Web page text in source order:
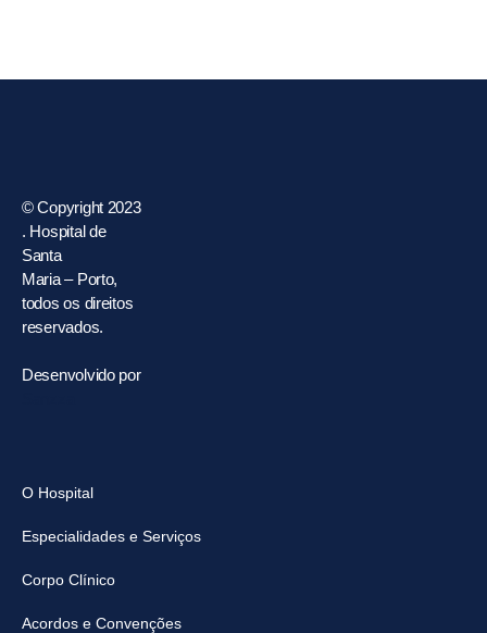
© Copyright 2023
. Hospital de
Santa
Maria – Porto,
todos os direitos
reservados.
Desenvolvido por
O Hospital
Especialidades e Serviços
Corpo Clínico
Acordos e Convenções